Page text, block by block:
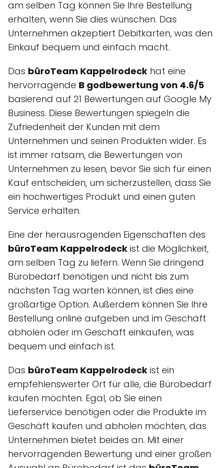
am selben Tag können Sie Ihre Bestellung
erhalten, wenn Sie dies wünschen. Das
Unternehmen akzeptiert Debitkarten, was den
Einkauf bequem und einfach macht.
Das büroTeam Kappelrodeck hat eine
hervorragende B godbewertung von 4.6/5
basierend auf 21 Bewertungen auf Google My
Business. Diese Bewertungen spiegeln die
Zufriedenheit der Kunden mit dem
Unternehmen und seinen Produkten wider. Es
ist immer ratsam, die Bewertungen von
Unternehmen zu lesen, bevor Sie sich für einen
Kauf entscheiden, um sicherzustellen, dass Sie
ein hochwertiges Produkt und einen guten
Service erhalten.
Eine der herausragenden Eigenschaften des
büroTeam Kappelrodeck ist die Möglichkeit,
am selben Tag zu liefern. Wenn Sie dringend
Bürobedarf benötigen und nicht bis zum
nächsten Tag warten können, ist dies eine
großartige Option. Außerdem können Sie Ihre
Bestellung online aufgeben und im Geschäft
abholen oder im Geschäft einkaufen, was
bequem und einfach ist.
Das büroTeam Kappelrodeck ist ein
empfehlenswerter Ort für alle, die Bürobedarf
kaufen möchten. Egal, ob Sie einen
Lieferservice benötigen oder die Produkte im
Geschäft kaufen und abholen möchten, das
Unternehmen bietet beides an. Mit einer
hervorragenden Bewertung und einer großen